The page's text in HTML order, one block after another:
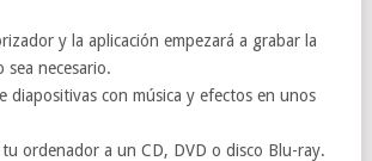
y la aplicación empezará a grabar la
sea necesario.
diapositivas con música y efectos en unos
ordenador a un CD, DVD o disco Blu-ray.